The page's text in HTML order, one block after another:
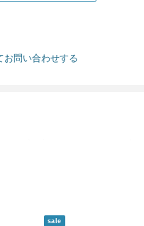
お問い合わせする
sale